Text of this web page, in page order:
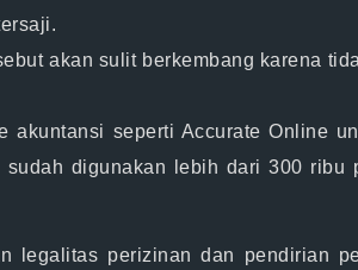
akan sulit berkembang karena
seperti Accurate Online
digunakan lebih dari 300 ribu
legalitas perizinan dan pendirian